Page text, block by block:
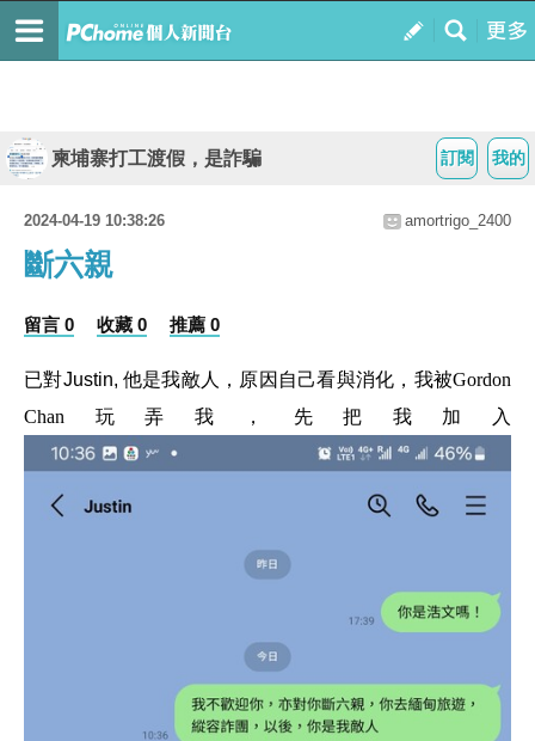
我的
訂閱
柬埔寨打工渡假，是詐騙
2024-04-19 10:38:26 amortrigo_2400
斷六親
留言 0 收藏 0 推薦 0
已對Justin, 他是我敵人，原因自己看與消化，我被Gordon
Chan玩弄我，先把我加入